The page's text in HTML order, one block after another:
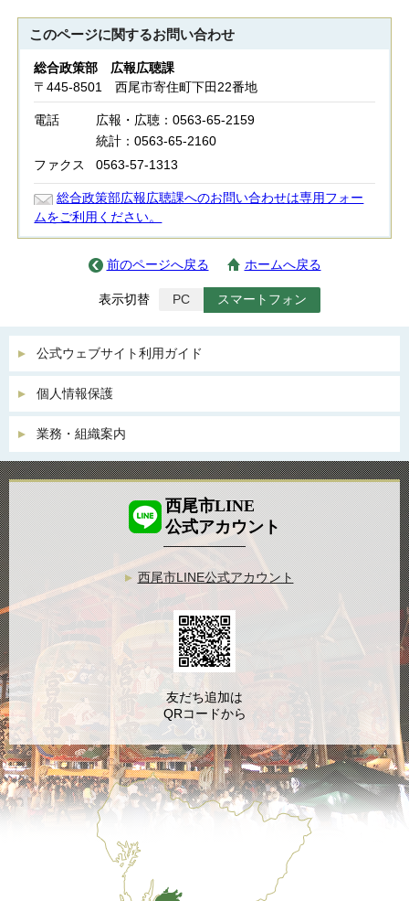
このページに関するお問い合わせ
総合政策部 広報広聴課
〒445-8501 西尾市寄住町下田22番地
電話
広報・広聴：0563-65-2159
統計：0563-65-2160
ファクス
0563-57-1313
総合政策部広報広聴課へのお問い合わせは専用フォー
ムをご利用ください。
前のページへ戻る ホームへ戻る
表示切替 PC スマートフォン
公式ウェブサイト利用ガイド
個人情報保護
業務・組織案内
西尾市LINE
公式アカウント
西尾市LINE公式アカウント
友だち追加は
QRコードから